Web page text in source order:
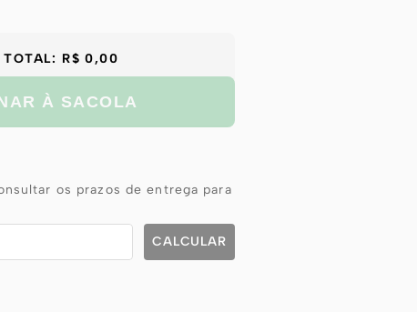
TOTAL: R$ 0,00
À SACOLA
os prazos de entrega para